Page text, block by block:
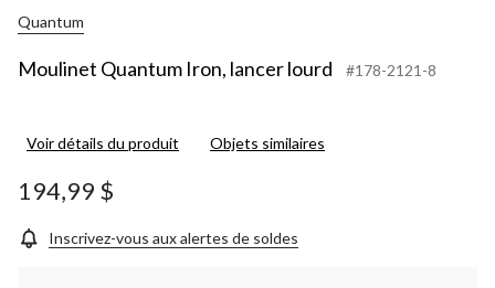
Quantum
Moulinet Quantum Iron, lancer lourd #178-2121-8
Voir détails du produit Objets similaires
194,99 $
Inscrivez-vous aux alertes de soldes